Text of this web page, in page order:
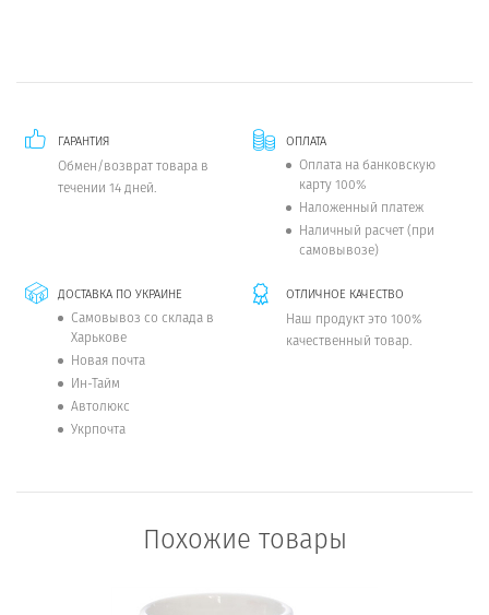
ГАРАНТИЯ
Обмен/возврат товара в
течении 14 дней.
ОПЛАТА
Оплата на банковскую
карту 100%
Наложенный платеж
Наличный расчет (при
самовывозе)
ДОСТАВКА ПО УКРАИНЕ
Самовывоз со склада в
Харькове
Новая почта
Ин-Тайм
Автолюкс
Укрпочта
ОТЛИЧНОЕ КАЧЕСТВО
Наш продукт это 100%
качественный товар.
Похожие товары